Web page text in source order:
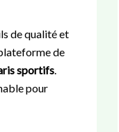
de qualité et
de
sportifs
pour